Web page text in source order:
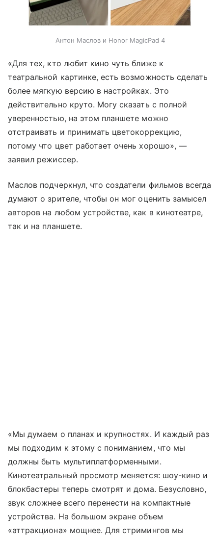
Антон Маслов и Honor MagicPad 4
«Для тех, кто любит кино чуть ближе к
театральной картинке, есть возможность сделать
более мягкую версию в настройках. Это
действительно круто. Могу сказать с полной
уверенностью, на этом планшете можно
отстраивать и принимать цветокоррекцию,
потому что цвет работает очень хорошо», —
заявил режиссер.
Маслов подчеркнул, что создатели фильмов всегда
думают о зрителе, чтобы он мог оценить замысел
авторов на любом устройстве, как в кинотеатре,
так и на планшете.
«Мы думаем о планах и крупностях. И каждый раз
мы подходим к этому с пониманием, что мы
должны быть мультиплатформенными.
Кинотеатральный просмотр меняется: шоу-кино и
блокбастеры теперь смотрят и дома. Безусловно,
звук сложнее всего перенести на компактные
устройства. На большом экране объем
«аттракциона» мощнее. Для стримингов мы